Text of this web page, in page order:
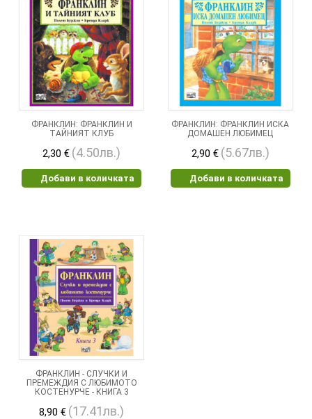
ФРАНКЛИН: ФРАНКЛИН И
ТАЙНИЯТ КЛУБ
2,30 € (4.50лв.)
Добави в количката
ФРАНКЛИН: ФРАНКЛИН ИСКА
ДОМАШЕН ЛЮБИМЕЦ
2,90 € (5.67лв.)
Добави в количката
ФРАНКЛИН - СЛУЧКИ И
ПРЕМЕЖДИЯ С ЛЮБИМОТО
КОСТЕНУРЧЕ - КНИГА 3
8,90 € (17.41лв.)